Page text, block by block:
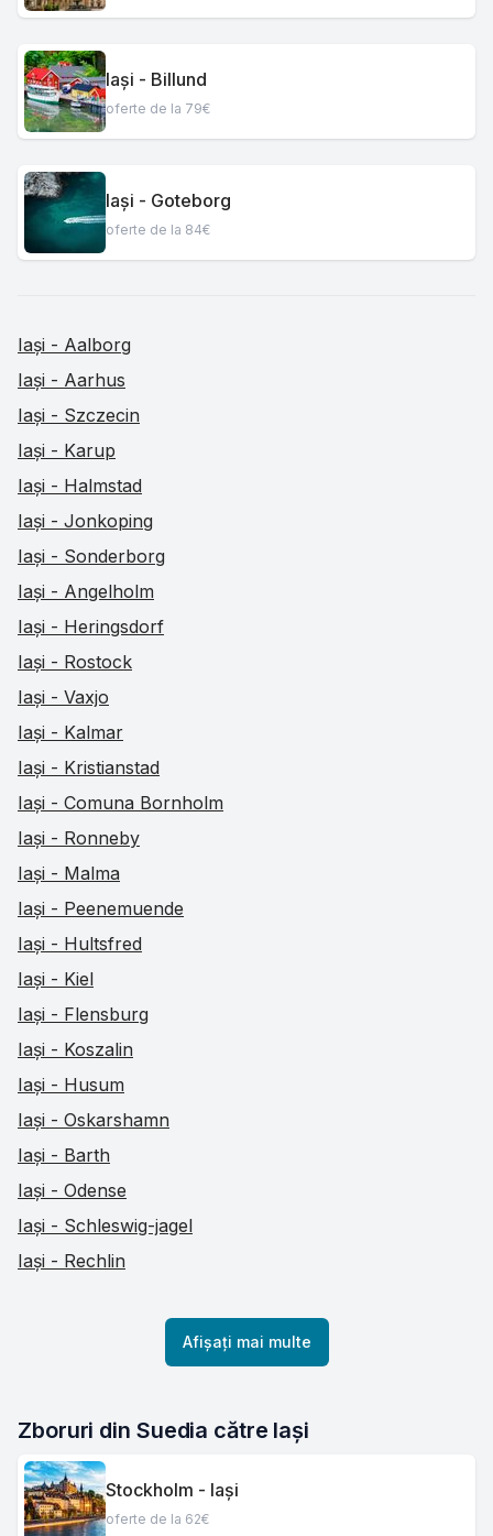
Iași - Billund
oferte de la 79€
Iași - Goteborg
oferte de la 84€
Iași - Aalborg
Iași - Aarhus
Iași - Szczecin
Iași - Karup
Iași - Halmstad
Iași - Jonkoping
Iași - Sonderborg
Iași - Angelholm
Iași - Heringsdorf
Iași - Rostock
Iași - Vaxjo
Iași - Kalmar
Iași - Kristianstad
Iași - Comuna Bornholm
Iași - Ronneby
Iași - Malma
Iași - Peenemuende
Iași - Hultsfred
Iași - Kiel
Iași - Flensburg
Iași - Koszalin
Iași - Husum
Iași - Oskarshamn
Iași - Barth
Iași - Odense
Iași - Schleswig-jagel
Iași - Rechlin
Afișați mai multe
Zboruri din Suedia către Iași
Stockholm - Iași
oferte de la 62€